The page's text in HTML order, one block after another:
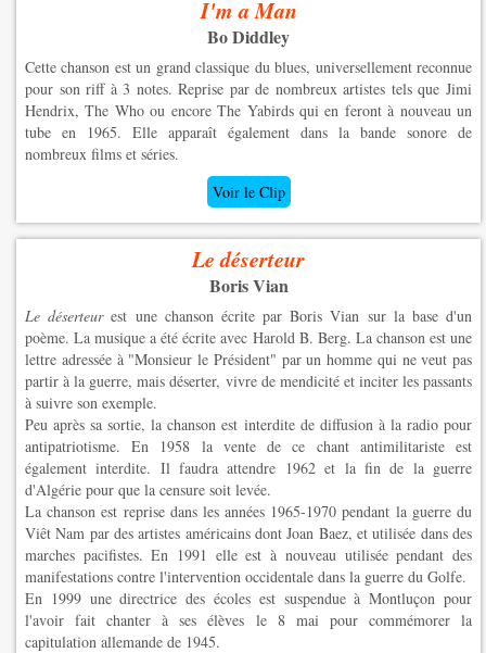
I'm a Man
Bo Diddley
Cette chanson est un grand classique du blues, universellement reconnue
pour son riff à 3 notes. Reprise par de nombreux artistes tels que Jimi
Hendrix, The Who ou encore The Yabirds qui en feront à nouveau un
tube en 1965. Elle apparaît également dans la bande sonore de
nombreux films et séries.
Voir le Clip
Le déserteur
Boris Vian
Le déserteurest une chanson écrite par Boris Vian sur la base d'un
poème. La musique a été écrite avec Harold B. Berg. La chanson est une
lettre adressée à "Monsieur le Président" par un homme qui ne veut pas
partir à la guerre, mais déserter, vivre de mendicité et inciter les passants
à suivre son exemple.
Peu après sa sortie, la chanson est interdite de diffusion à la radio pour
antipatriotisme. En 1958 la vente de ce chant antimilitariste est
également interdite. Il faudra attendre 1962 et la fin de la guerre
d'Algérie pour que la censure soit levée.
La chanson est reprise dans les années 1965-1970 pendant la guerre du
Viêt Nam par des artistes américains dont Joan Baez, et utilisée dans des
marches pacifistes. En 1991 elle est à nouveau utilisée pendant des
manifestations contre l'intervention occidentale dans la guerre du Golfe.
En 1999 une directrice des écoles est suspendue à Montluçon pour
l'avoir fait chanter à ses élèves le 8 mai pour commémorer la
capitulation allemande de 1945.